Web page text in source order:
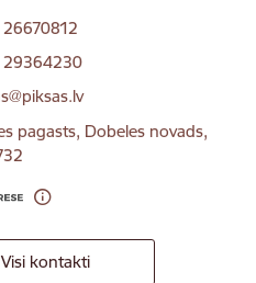
29364230
pagasts, Dobeles novads,
Visi kontakti